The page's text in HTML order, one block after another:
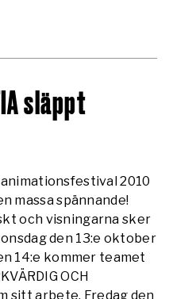
släppt
2010
massa spännande!
och visningarna sker
den 13:e oktober
14:e kommer teamet
OCH
sitt arbete. Fredag den